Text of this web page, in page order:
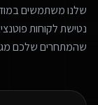
שלנו משתמשים
נטישת לקוחות
שהמתחרים שלכם